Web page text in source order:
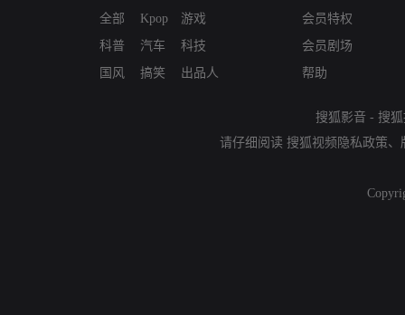
全部
科普
国风
Kpop
汽车
搞笑
游戏
科技
出品人
会员特权
会员剧场
帮助
搜狐影音 - 搜
请仔细阅读 搜狐视频隐私政策、